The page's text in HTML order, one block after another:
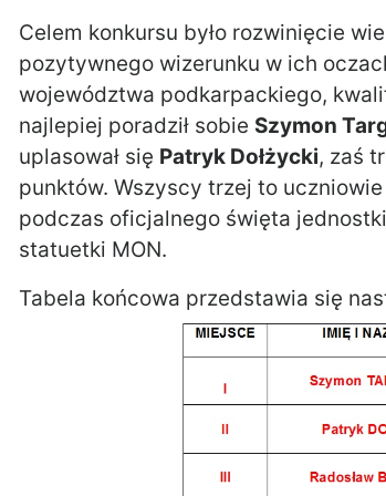
Celem konkursu było rozwinięcie
pozytywnego wizerunku w ich
województwa podkarpackiego,
najlepiej poradził sobie Szymon
uplasował się Patryk Dołżycki, zaś
punktów. Wszyscy trzej to
podczas oficjalnego święta
statuetki MON.
Tabela końcowa przedstawia się